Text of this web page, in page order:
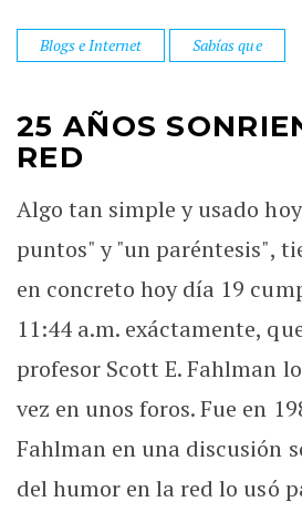
Blogs e Internet Sabías que
25 AÑOS
RED
Algo tan simple y usado
puntos" y "un paréntesis",
en concreto hoy día 19
11:44 a.m. exáctamente,
profesor Scott E. Fahlman
vez en unos foros. Fue en
Fahlman en una discusión
del humor en la red lo usó